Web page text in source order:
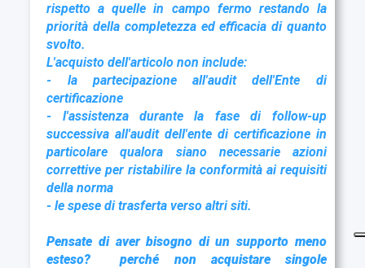
rispetto a quelle in campo fermo restando la
priorità della completezza ed efficacia di quanto
svolto.
L'acquisto dell'articolo non include:
- la partecipazione all'audit dell'Ente di
certificazione
- l'assistenza durante la fase di follow-up
successiva all'audit dell'ente di certificazione in
particolare qualora siano necessarie azioni
correttive per ristabilire la conformità ai requisiti
della norma
- le spese di trasferta verso altri siti.
Pensate di aver bisogno di un supporto meno
esteso? perché non acquistare singole